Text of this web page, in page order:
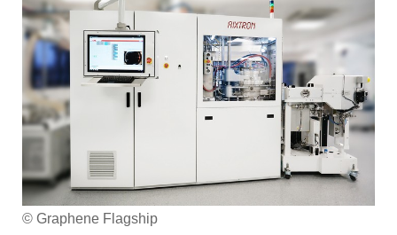
© Graphene Flagship